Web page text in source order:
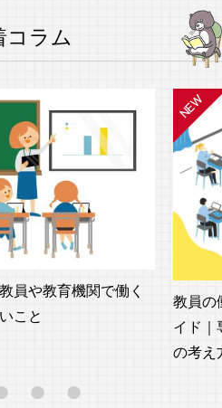
コラム
員や教育機関で働く
こと
教員の
イド｜
の考え